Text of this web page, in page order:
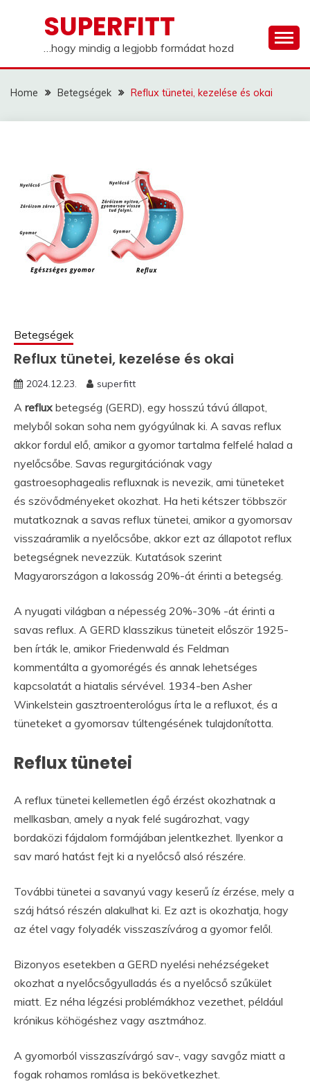
SUPERFITT
…hogy mindig a legjobb formádat hozd
Home Betegségek Reflux tünetei, kezelése és okai
Betegségek
Reflux tünetei, kezelése és okai
2024.12.23. superfitt
A reflux betegség (GERD), egy hosszú távú állapot,
melyből sokan soha nem gyógyúlnak ki. A savas reflux
akkor fordul elő, amikor a gyomor tartalma felfelé halad a
nyelőcsőbe. Savas regurgitációnak vagy
gastroesophagealis refluxnak is nevezik, ami tüneteket
és szövődményeket okozhat. Ha heti kétszer többször
mutatkoznak a savas reflux tünetei, amikor a gyomorsav
visszaáramlik a nyelőcsőbe, akkor ezt az állapotot reflux
betegségnek nevezzük. Kutatások szerint
Magyarországon a lakosság 20%-át érinti a betegség.
A nyugati világban a népesség 20%-30% -át érinti a
savas reflux. A GERD klasszikus tüneteit először 1925-
ben írták le, amikor Friedenwald és Feldman
kommentálta a gyomorégés és annak lehetséges
kapcsolatát a hiatalis sérvével. 1934-ben Asher
Winkelstein gasztroenterológus írta le a refluxot, és a
tüneteket a gyomorsav túltengésének tulajdonította.
Reflux tünetei
A reflux tünetei kellemetlen égő érzést okozhatnak a
mellkasban, amely a nyak felé sugározhat, vagy
bordaközi fájdalom formájában jelentkezhet. Ilyenkor a
sav maró hatást fejt ki a nyelőcső alsó részére.
További tünetei a savanyú vagy keserű íz érzése, mely a
száj hátsó részén alakulhat ki. Ez azt is okozhatja, hogy
az étel vagy folyadék visszaszívárog a gyomor felől.
Bizonyos esetekben a GERD nyelési nehézségeket
okozhat a nyelőcsőgyulladás és a nyelőcső szűkület
miatt. Ez néha légzési problémákhoz vezethet, például
krónikus köhögéshez vagy asztmához.
A gyomorból visszaszívárgó sav-, vagy savgőz miatt a
fogak rohamos romlása is bekövetkezhet.